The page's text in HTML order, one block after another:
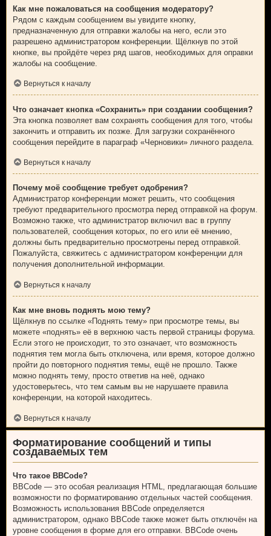
Как мне пожаловаться на сообщения модератору?
Рядом с каждым сообщением вы увидите кнопку,
предназначенную для отправки жалобы на него, если это
разрешено администратором конференции. Щёлкнув по этой
кнопке, вы пройдёте через ряд шагов, необходимых для оправки
жалобы на сообщение.
Вернуться к началу
Что означает кнопка «Сохранить» при создании сообщения?
Эта кнопка позволяет вам сохранять сообщения для того, чтобы
закончить и отправить их позже. Для загрузки сохранённого
сообщения перейдите в параграф «Черновики» личного раздела.
Вернуться к началу
Почему моё сообщение требует одобрения?
Администратор конференции может решить, что сообщения
требуют предварительного просмотра перед отправкой на форум.
Возможно также, что администратор включил вас в группу
пользователей, сообщения которых, по его или её мнению,
должны быть предварительно просмотрены перед отправкой.
Пожалуйста, свяжитесь с администратором конференции для
получения дополнительной информации.
Вернуться к началу
Как мне вновь поднять мою тему?
Щёлкнув по ссылке «Поднять тему» при просмотре темы, вы
можете «поднять» её в верхнюю часть первой страницы форума.
Если этого не происходит, то это означает, что возможность
поднятия тем могла быть отключена, или время, которое должно
пройти до повторного поднятия темы, ещё не прошло. Также
можно поднять тему, просто ответив на неё, однако
удостоверьтесь, что тем самым вы не нарушаете правила
конференции, на которой находитесь.
Вернуться к началу
Форматирование сообщений и типы
создаваемых тем
Что такое BBCode?
BBCode — это особая реализация HTML, предлагающая большие
возможности по форматированию отдельных частей сообщения.
Возможность использования BBCode определяется
администратором, однако BBCode также может быть отключён на
уровне сообщения в форме для его отправки. BBCode очень